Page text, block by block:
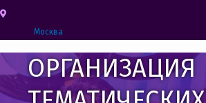
Москва
ОРГАНИЗАЦИЯ